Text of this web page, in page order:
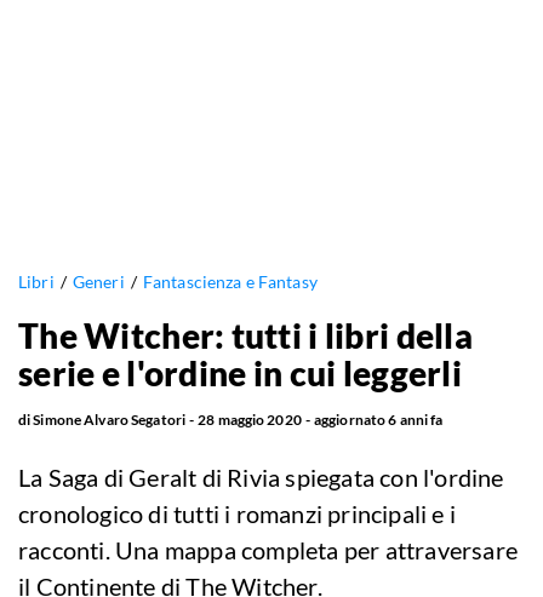
Libri Generi Fantascienza e Fantasy
The Witcher: tutti i libri della
serie e l'ordine in cui leggerli
diSimone Alvaro Segatori 28 maggio 2020 aggiornato6 anni fa
La Saga di Geralt di Rivia spiegata con l'ordine
cronologico di tutti i romanzi principali e i
racconti. Una mappa completa per attraversare
il Continente di The Witcher.